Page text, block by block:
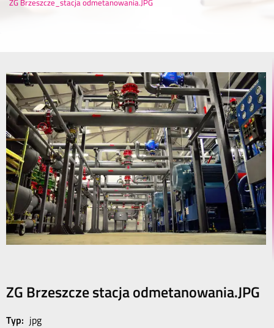
ZG Brzeszcze_stacja odmetanowania.JPG
ZG Brzeszcze stacja odmetanowania.JPG
Typ: jpg